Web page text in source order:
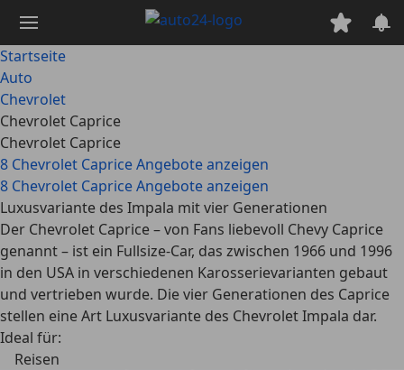
Hauptinhalt
springen
Startseite
Auto
Chevrolet
Chevrolet Caprice
Chevrolet Caprice
8 Chevrolet Caprice Angebote anzeigen
8 Chevrolet Caprice Angebote anzeigen
Luxusvariante des Impala mit vier Generationen
Der Chevrolet Caprice – von Fans liebevoll Chevy Caprice
genannt – ist ein Fullsize-Car, das zwischen 1966 und 1996
in den USA in verschiedenen Karosserievarianten gebaut
und vertrieben wurde. Die vier Generationen des Caprice
stellen eine Art Luxusvariante des Chevrolet Impala dar.
Ideal für:
Reisen